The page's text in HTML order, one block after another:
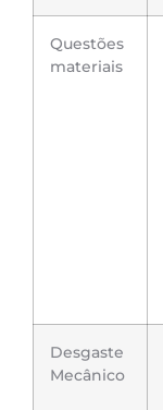
Questões
materiais
Desgaste
Mecânico